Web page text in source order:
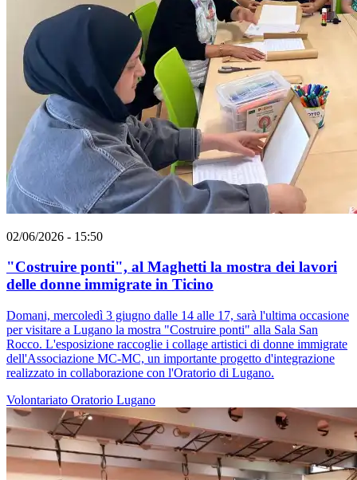
02/06/2026 - 15:50
"Costruire ponti", al Maghetti la mostra dei lavori
delle donne immigrate in Ticino
Domani, mercoledì 3 giugno dalle 14 alle 17, sarà l'ultima occasione
per visitare a Lugano la mostra "Costruire ponti" alla Sala San
Rocco. L'esposizione raccoglie i collage artistici di donne immigrate
dell'Associazione MC-MC, un importante progetto d'integrazione
realizzato in collaborazione con l'Oratorio di Lugano.
Volontariato Oratorio Lugano